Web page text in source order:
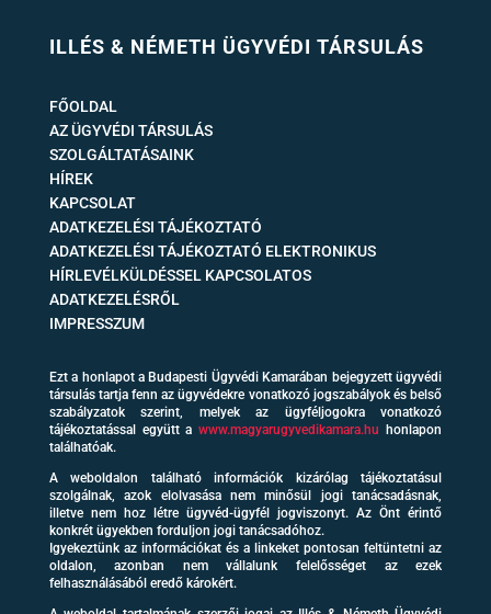
ILLÉS & NÉMETH ÜGYVÉDI TÁRSULÁS
FŐOLDAL
AZ ÜGYVÉDI TÁRSULÁS
SZOLGÁLTATÁSAINK
HÍREK
KAPCSOLAT
ADATKEZELÉSI TÁJÉKOZTATÓ
ADATKEZELÉSI TÁJÉKOZTATÓ ELEKTRONIKUS
HÍRLEVÉLKÜLDÉSSEL KAPCSOLATOS
ADATKEZELÉSRŐL
IMPRESSZUM
Ezt a honlapot a Budapesti Ügyvédi Kamarában bejegyzett ügyvédi
társulás tartja fenn az ügyvédekre vonatkozó jogszabályok és belső
szabályzatok szerint, melyek az ügyféljogokra vonatkozó
tájékoztatással együtt awww.magyarugyvedikamara.hu honlapon
találhatóak.
A weboldalon található információk kizárólag tájékoztatásul
szolgálnak, azok elolvasása nem minősül jogi tanácsadásnak,
illetve nem hoz létre ügyvéd-ügyfél jogviszonyt. Az Önt érintő
konkrét ügyekben forduljon jogi tanácsadóhoz.
Igyekeztünk az információkat és a linkeket pontosan feltüntetni az
oldalon, azonban nem vállalunk felelősséget az ezek
felhasználásából eredő károkért.